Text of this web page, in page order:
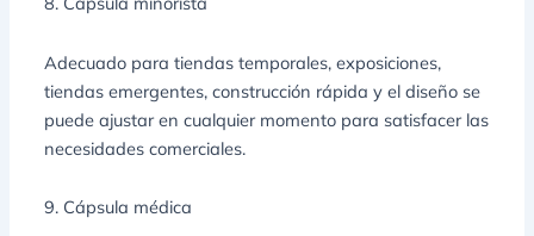
Adecuado para tiendas temporales, exposiciones,
tiendas emergentes, construcción rápida y el diseño se
puede ajustar en cualquier momento para satisfacer las
necesidades comerciales.
9. Cápsula médica